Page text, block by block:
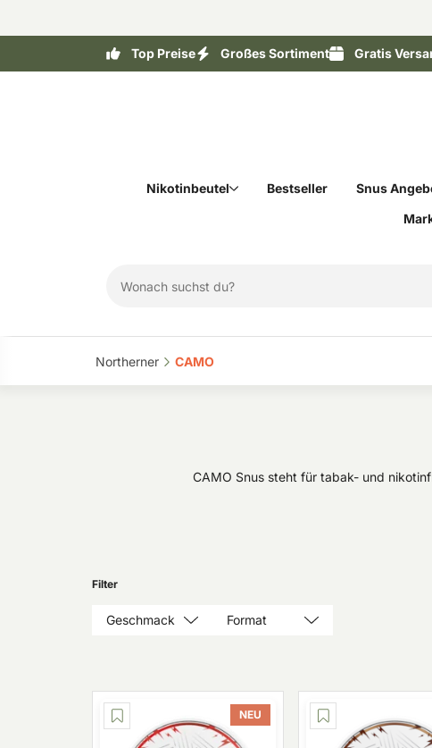
Top Preise Großes Sortiment Gratis
Nikotinbeutel Bestseller Snus
Northerner‎ CAMO‎
CAMO Snus steht für tabak- und
Filter
Geschmack Format
NEU